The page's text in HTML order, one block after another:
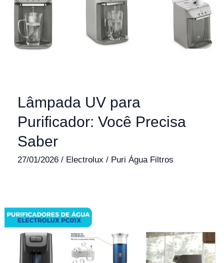
Lâmpada UV para
Purificador: Você Precisa
Saber
27/01/2026 / Electrolux / Puri Água Filtros